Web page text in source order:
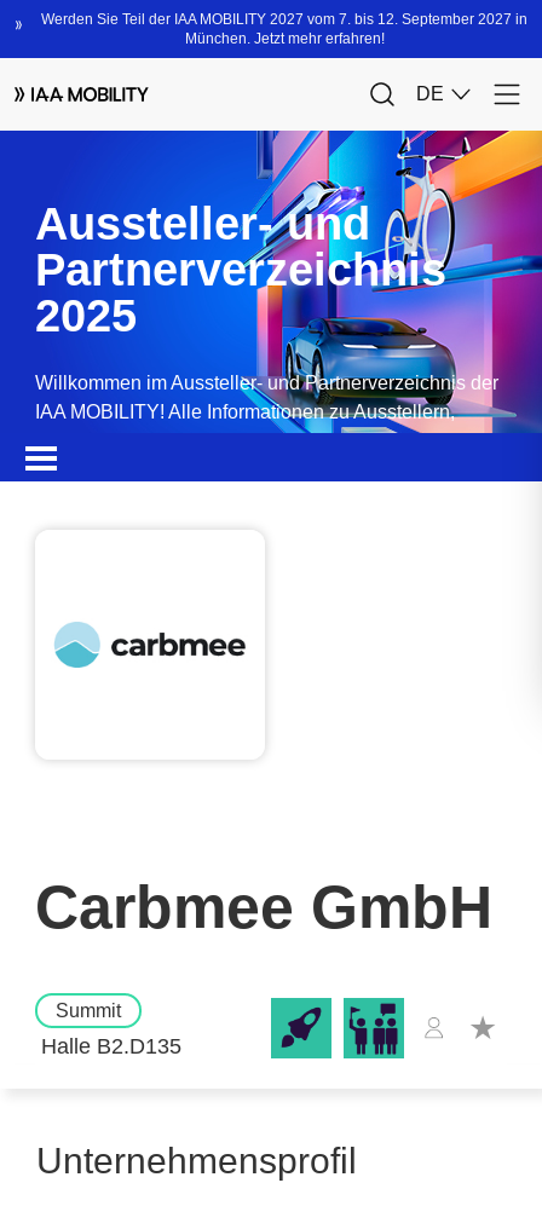
Aussteller- und
Partnerverzeichnis
2025
Willkommen im Aussteller- und Partnerverzeichnis der
IAA MOBILITY! Alle Informationen zu Ausstellern,
Carbmee GmbH
Summit
Halle B2.D135
Unternehmensprofil